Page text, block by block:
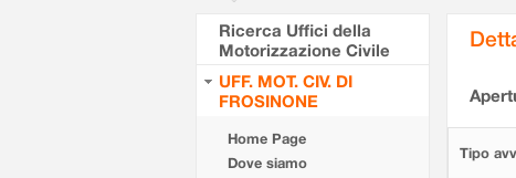
Ricerca Uffici della
Motorizzazione Civile
UFF. MOT. CIV. DI
FROSINONE
Home Page
Dove siamo
Tipo